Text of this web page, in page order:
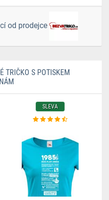
od prodejce
TRIČKO S POTISKEM
SLEVA